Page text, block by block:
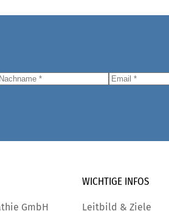
GmbH
WICHTIGE INFOS
Leitbild & Ziele